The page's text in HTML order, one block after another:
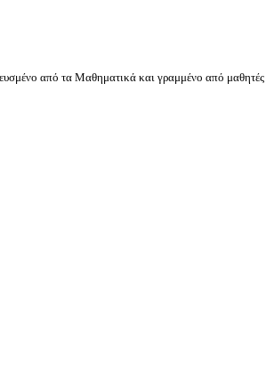
από τα Μαθηματικά και γραμμένο από